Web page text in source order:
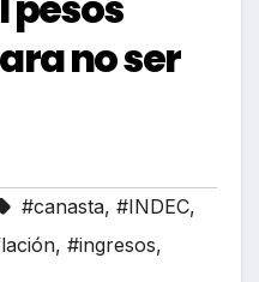
no ser
#canasta, #INDEC,
, #ingresos,